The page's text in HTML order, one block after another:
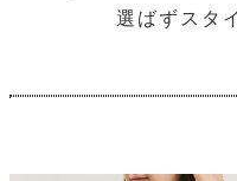
選ばずスタ